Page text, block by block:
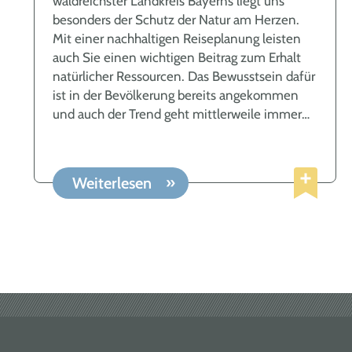
unter anderem: Auch im ARBERLAND gibt es
ein großes Angebot an Selbst- und
Direktvermarktern, welche Sie durch Ihren
Einkauf im Urlaub unterstützen können.
Konsumieren Sie nachhaltig – auch im Urlaub!
Hier finden Sie Wochenmärkte im
ARBERLAND. Saisonal, bio und regional
verschiedenen Bezeichnungen konfrontiert.
Man kann jedoch nicht immer davon
Landwirt hat sich auf Bio-Produkte
spezialisiert. Viele der „Bio-Lebensmittel“
besonders der Schutz der Natur am Herzen.
Mit einer nachhaltigen Reiseplanung leisten
auch Sie einen wichtigen Beitrag zum Erhalt
natürlicher Ressourcen. Das Bewusstsein dafür
ist in der Bevölkerung bereits angekommen
und auch der Trend geht mittlerweile immer
wird NACHHALTIGKEIT großgeschrieben.
Neben einer guten Erreichbarkeit mit dem
entdecken. Überzeugen Sie sich selbst! Aber
was bedeutet eigentlich nachhaltiger
Weiterlesen